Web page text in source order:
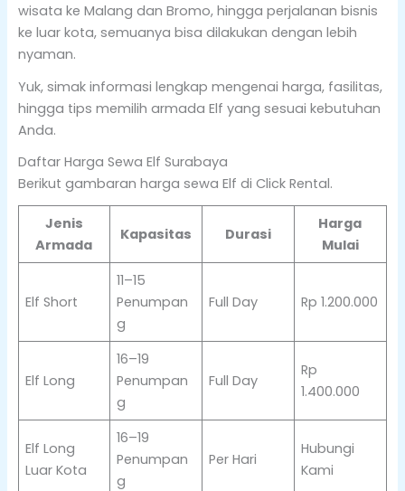
wisata ke Malang dan Bromo, hingga perjalanan bisnis
ke luar kota, semuanya bisa dilakukan dengan lebih
nyaman.
Yuk, simak informasi lengkap mengenai harga, fasilitas,
hingga tips memilih armada Elf yang sesuai kebutuhan
Anda.
Daftar Harga Sewa Elf Surabaya
Berikut gambaran harga sewa Elf di Click Rental.
Jenis
Armada
Kapasitas Durasi
Harga
Mulai
Elf Short
11–15
Penumpan
g
Full Day Rp 1.200.000
Elf Long
16–19
Penumpan
g
Full Day
Rp
1.400.000
Elf Long
Luar Kota
16–19
Penumpan
g
Per Hari
Hubungi
Kami